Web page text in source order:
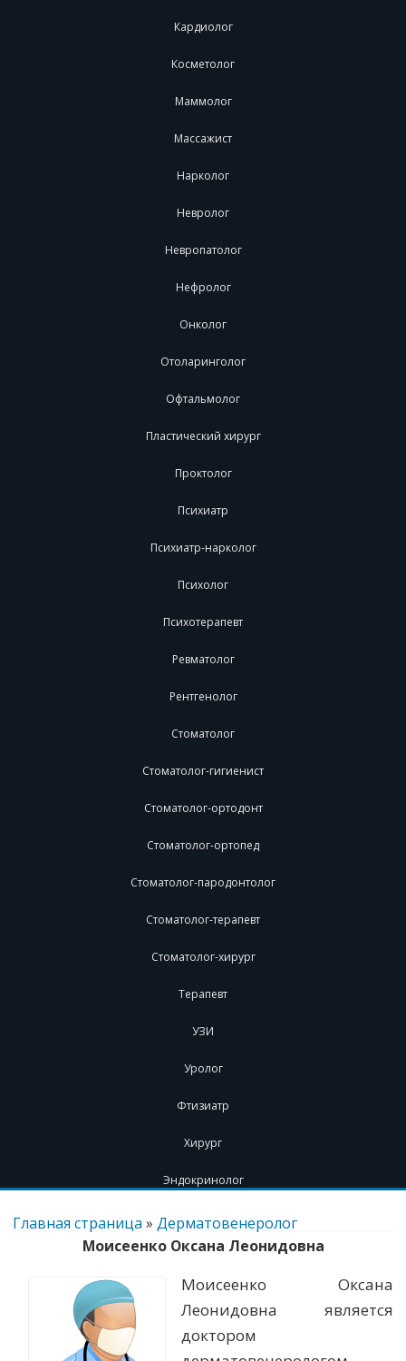
Кардиолог
Косметолог
Маммолог
Массажист
Нарколог
Невролог
Невропатолог
Нефролог
Онколог
Отоларинголог
Офтальмолог
Пластический хирург
Проктолог
Психиатр
Психиатр-нарколог
Психолог
Психотерапевт
Ревматолог
Рентгенолог
Стоматолог
Стоматолог-гигиенист
Стоматолог-ортодонт
Стоматолог-ортопед
Стоматолог-пародонтолог
Стоматолог-терапевт
Стоматолог-хирург
Терапевт
УЗИ
Уролог
Фтизиатр
Хирург
Эндокринолог
Перейти
содержимому
Главная страница » Дерматовенеролог
Моисеенко Оксана Леонидовна
Моисеенко Оксана
Леонидовна является
доктором